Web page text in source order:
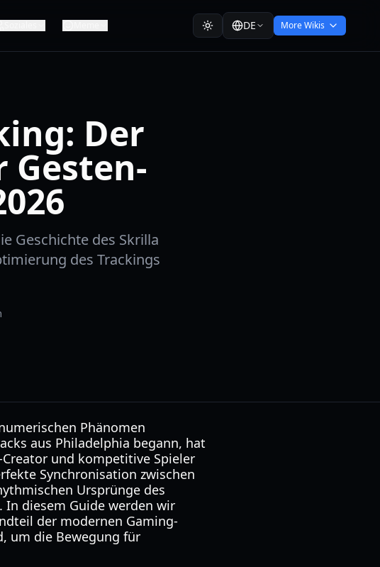
DE More Wikis
Der
Geschichte des Skrilla
des Trackings
Phänomen
aus Philadelphia begann, hat
und kompetitive Spieler
Synchronisation zwischen
Ursprünge des
In diesem Guide werden wir
der modernen Gaming-
um die Bewegung für